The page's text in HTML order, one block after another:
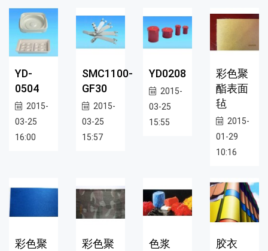
YD-
0504
2015-
03-25
16:00
SMC1100-
GF30
2015-
03-25
15:57
YD0208
2015-
03-25
15:55
彩色聚
酯表面
毡
2015-
01-29
10:16
彩色聚
彩色聚
色浆 胶衣